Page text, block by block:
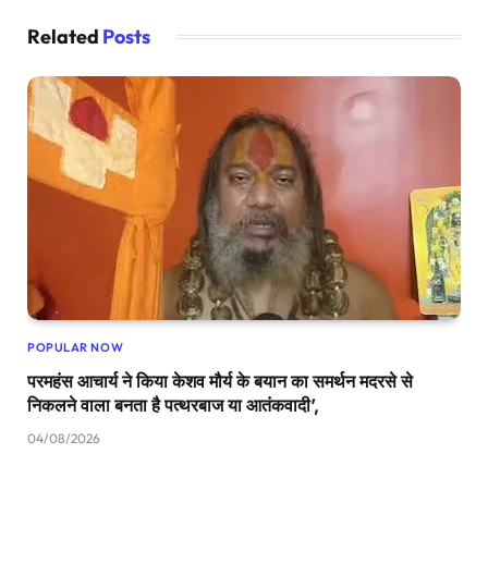
Related Posts
POPULAR NOW
परमहंस आचार्य ने किया केशव मौर्य के बयान का समर्थन मदरसे से
निकलने वाला बनता है पत्थरबाज या आतंकवादी’,
04/08/2026